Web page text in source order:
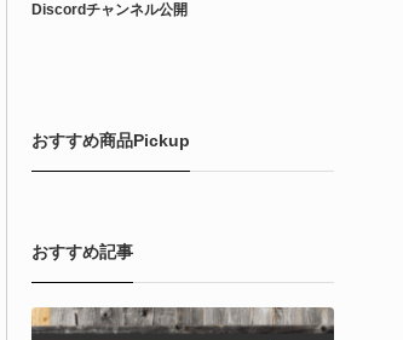
Discordチャンネル公開
おすすめ商品Pickup
おすすめ記事